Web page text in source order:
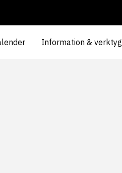
Information & verktyg